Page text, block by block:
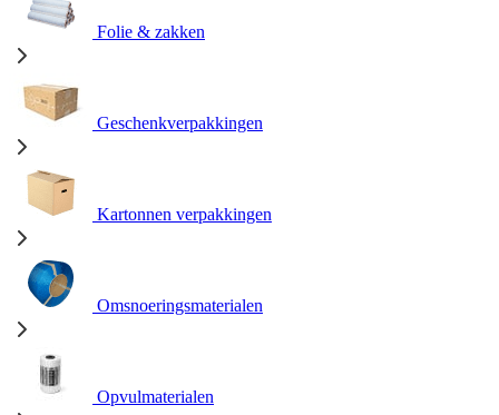
Folie & zakken
Geschenkverpakkingen
Kartonnen verpakkingen
Omsnoeringsmaterialen
Opvulmaterialen